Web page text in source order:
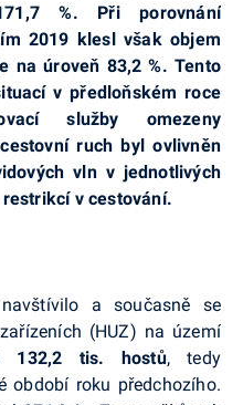
%. Při porovnání
2019 klesl však objem
na úroveň 83,2 %. Tento
v předloňském roce
služby omezeny
ruch byl ovlivněn
vln v jednotlivých
v cestování.
a současně se
(HUZ) na území
132,2 tis. hostů, tedy
období roku předchozího.